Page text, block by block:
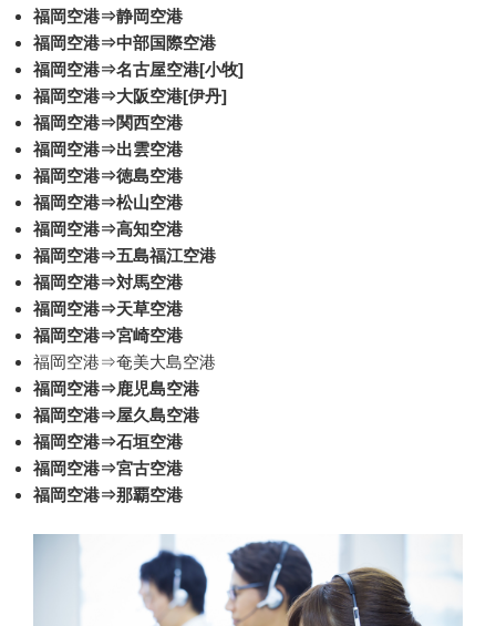
福岡空港⇒静岡空港
福岡空港⇒中部国際空港
福岡空港⇒名古屋空港[小牧]
福岡空港⇒大阪空港[伊丹]
福岡空港⇒関西空港
福岡空港⇒出雲空港
福岡空港⇒徳島空港
福岡空港⇒松山空港
福岡空港⇒高知空港
福岡空港⇒五島福江空港
福岡空港⇒対馬空港
福岡空港⇒天草空港
福岡空港⇒宮崎空港
福岡空港⇒奄美大島空港
福岡空港⇒鹿児島空港
福岡空港⇒屋久島空港
福岡空港⇒石垣空港
福岡空港⇒宮古空港
福岡空港⇒那覇空港